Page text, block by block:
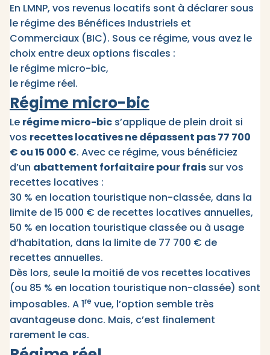
En LMNP, vos revenus locatifs sont à déclarer sous
le régime des Bénéfices Industriels et
Commerciaux (BIC). Sous ce régime, vous avez le
choix entre deux options fiscales :
le régime micro-bic,
le régime réel.
Régime micro-bic
Le régime micro-bic s’applique de plein droit si
vos recettes locatives ne dépassent pas 77 700
€ ou 15 000 €. Avec ce régime, vous bénéficiez
d’un abattement forfaitaire pour frais sur vos
recettes locatives :
30 % en location touristique non-classée, dans la
limite de 15 000 € de recettes locatives annuelles,
50 % en location touristique classée ou à usage
d’habitation, dans la limite de 77 700 € de
recettes annuelles.
Dès lors, seule la moitié de vos recettes locatives
(ou 85 % en location touristique non-classée) sont
imposables. A 1re vue, l’option semble très
avantageuse donc. Mais, c’est finalement
rarement le cas.